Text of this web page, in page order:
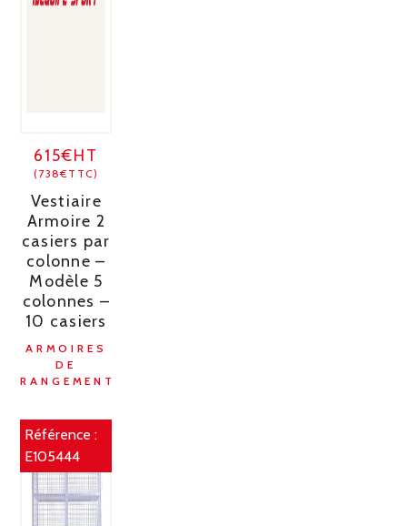
615€HT
(738€TTC)
Vestiaire
Armoire 2
casiers par
colonne –
Modèle 5
colonnes –
10 casiers
ARMOIRES
DE
RANGEMENT
Référence :
E105444